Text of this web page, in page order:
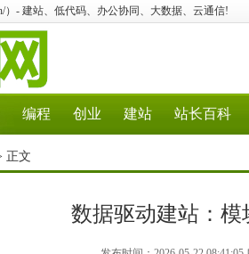
）- 建站、低代码、办公协同、大数据、云通信!
编程 创业 建站 站长百科
正文
数据驱动建站：